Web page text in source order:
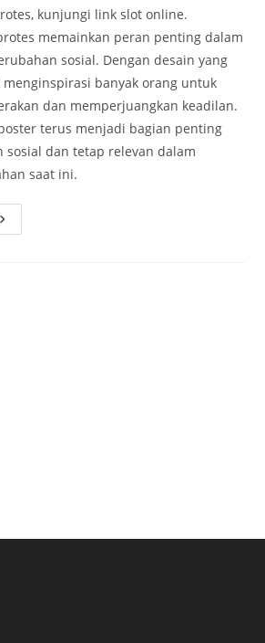
kunjungi link slot online.
memainkan peran penting dalam
sosial. Dengan desain yang
banyak orang untuk
dan memperjuangkan keadilan.
terus menjadi bagian penting
sosial dan tetap relevan dalam
saat ini.
Poster